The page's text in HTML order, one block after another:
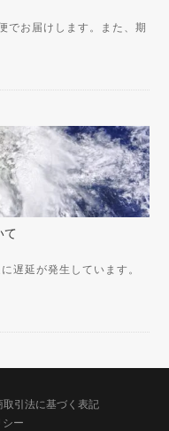
でお届けします。また、期
て
遅延が発生しています。
取引法に基づく表記
シー